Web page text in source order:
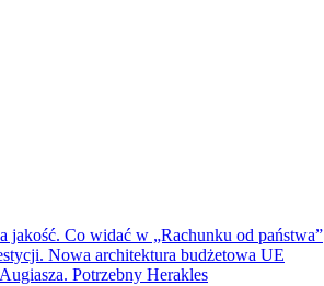
Co widać w „Rachunku od państwa”
Nowa architektura budżetowa UE
Potrzebny Herakles